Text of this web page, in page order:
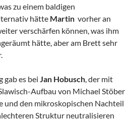
zu einem baldigen
hätte Martin vorher an
verschärfen können, was ihm
hätte, aber am Brett sehr
gab es bei Jan Hobusch, der mit
Aufbau von Michael Stöber
und den mikroskopischen Nachteil
Struktur neutralisieren